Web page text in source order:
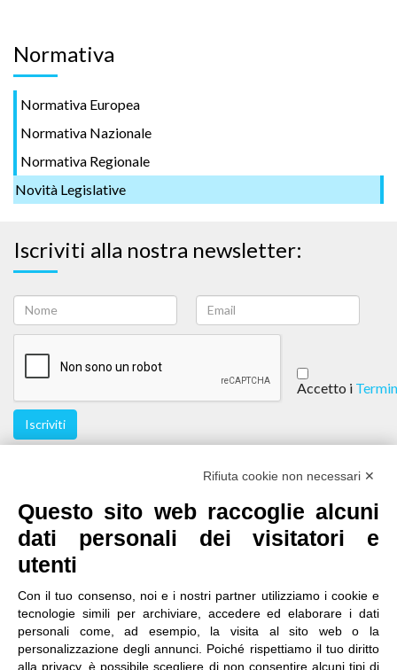
Normativa
Normativa Europea
Normativa Nazionale
Normativa Regionale
Novità Legislative
Iscriviti alla nostra newsletter:
Accetto i
Iscriviti
contatti| qualità accessibilità |privacy|
note legali
Rifiuta cookie non necessari ✕
Questo sito web raccoglie alcuni
dati personali dei visitatori e
utenti
Con il tuo consenso, noi e i nostri partner utilizziamo i cookie e
tecnologie simili per archiviare, accedere ed elaborare i dati
personali come, ad esempio, la visita al sito web o la
personalizzazione degli annunci. Poiché rispettiamo il tuo diritto
alla privacy, è possibile scegliere di non consentire alcuni tipi di